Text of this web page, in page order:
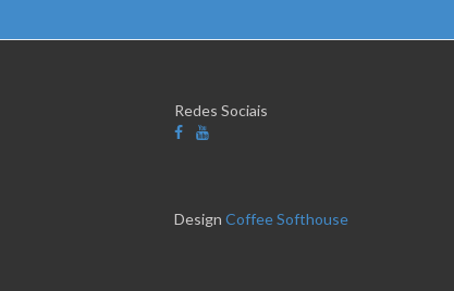
Redes Sociais
Design Coffee Softhouse